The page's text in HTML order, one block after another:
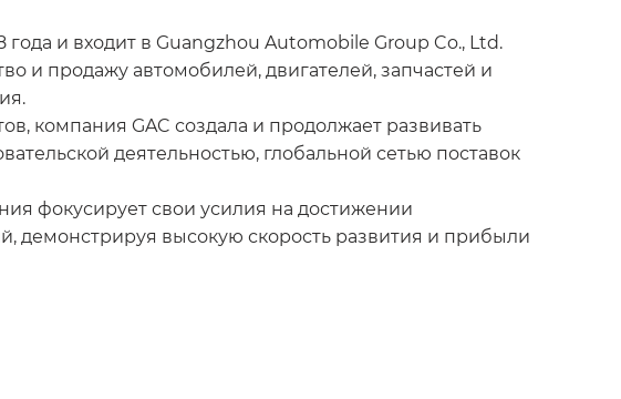
и входит в Guangzhou Automobile Group Co., Ltd.
и продажу автомобилей, двигателей, запчастей и
компания GAC создала и продолжает развивать
деятельностью, глобальной сетью поставок
фокусирует свои усилия на достижении
демонстрируя высокую скорость развития и прибыли